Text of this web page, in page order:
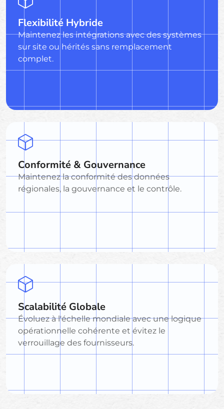
Flexibilité Hybride
Maintenez les intégrations avec des systèmes
sur site ou hérités sans remplacement
complet.
Conformité & Gouvernance
Maintenez la conformité des données
régionales, la gouvernance et le contrôle.
Scalabilité Globale
Évoluez à l'échelle mondiale avec une logique
opérationnelle cohérente et évitez le
verrouillage des fournisseurs.